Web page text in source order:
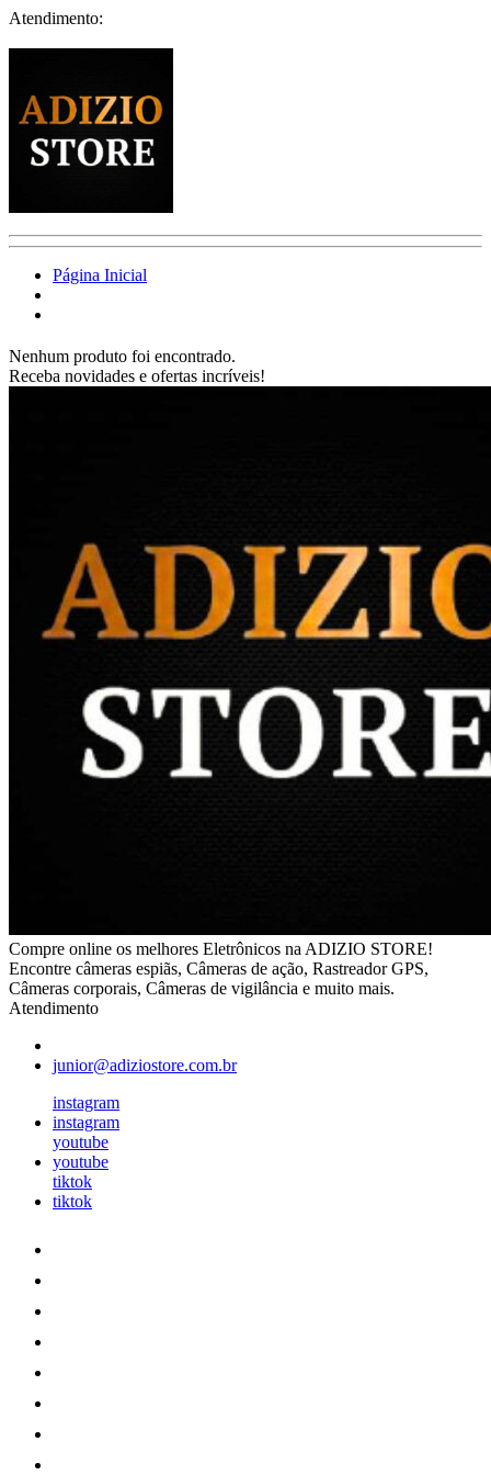
Atendimento:
Página Inicial
Nenhum produto foi encontrado.
Receba novidades e ofertas incríveis!
Compre online os melhores Eletrônicos na ADIZIO STORE!
Encontre câmeras espiãs, Câmeras de ação, Rastreador GPS,
Câmeras corporais, Câmeras de vigilância e muito mais.
Atendimento
junior@adiziostore.com.br
instagram
instagram
youtube
youtube
tiktok
tiktok